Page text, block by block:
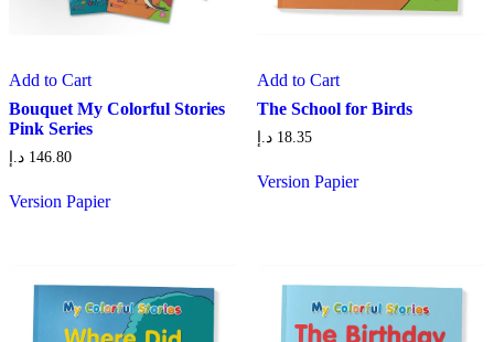
Add to Cart
Bouquet My Colorful Stories
Pink Series
146.80 د.إ
Version Papier
Add to Cart
The School for Birds
18.35 د.إ
Version Papier